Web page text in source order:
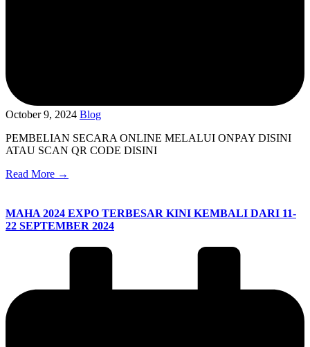
October 9, 2024 Blog
PEMBELIAN SECARA ONLINE MELALUI ONPAY DISINI
ATAU SCAN QR CODE DISINI
Read More →
MAHA 2024 EXPO TERBESAR KINI KEMBALI DARI 11-
22 SEPTEMBER 2024